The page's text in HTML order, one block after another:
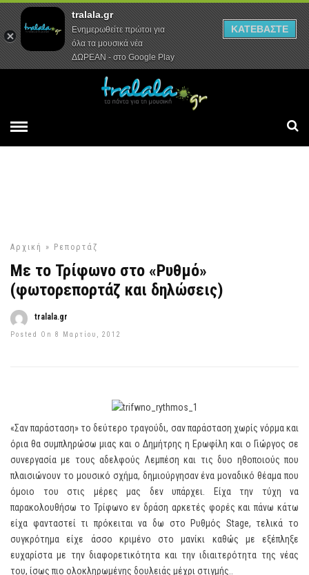
Αρχική Συνεντεύξεις Ρεπορτάζ
Αρχική » Ρεπορτάζ
Με το Τρίφωνο στο «Ρυθμό»
(φωτορεπορτάζ και δηλώσεις)
tralala.gr
Posted On 8 Μαρτίου, 2012
«Σαν παράσταση» το δεύτερο τραγούδι, σαν παράσταση χωρίς νόρμα και
όρια θα συμπληρώσω μιας και ο Δημήτρης η Ερωφίλη και ο Γιώργος σε
συνεργασία με τους αδελφούς Λεμπέση και τις δυο ηθοποιούς που
πλαισιώνουν το μουσικό σχήμα, δημιούργησαν ένα μοναδικό θέαμα που
όμοιο του στις μέρες μας δεν υπάρχει. Είχα την τύχη να
παρακολουθήσω το Τρίφωνο εν δράση αρκετές φορές και πάνω κάτω
είχα φανταστεί τι πρόκειται να δω στο Ρυθμός Stage, τελικά το
συγκρότημα είχε άσσο κριμένο στο μανίκι καθώς με εξέπληξε
ευχαρίστα με την διαφορετικότητα και την ιδιαιτερότητα της νέας
του, ίσως πιο ολοκληρωμένης δουλειάς μέχρι στιγμής..
tralala.gr
Ενημερωθείτε πρώτοι για
όλα τα μουσικά νέα
ΔΩΡΕΑΝ - στο Google Play
ΚΑΤΕΒΑΣΤΕ